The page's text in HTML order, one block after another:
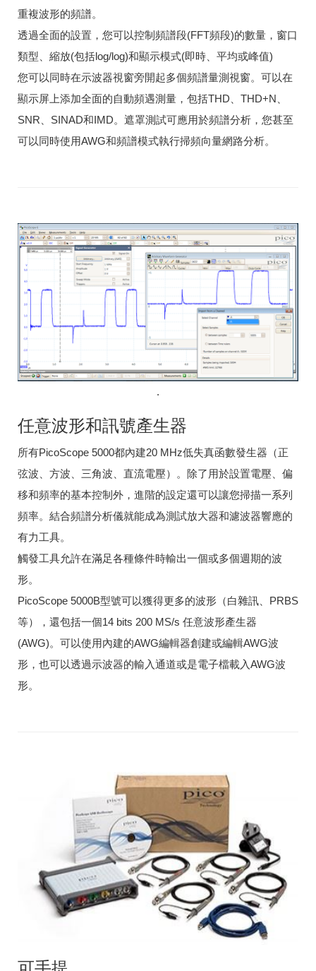
重複波形的頻譜。
透過全面的設置，您可以控制頻譜段(FFT頻段)的數量，窗口
類型、縮放(包括log/log)和顯示模式(即時、平均或峰值)
您可以同時在示波器視窗旁開起多個頻譜量測視窗。可以在
顯示屏上添加全面的自動頻遇測量，包括THD、THD+N、
SNR、SINAD和IMD。遮罩測試可應用於頻譜分析，您甚至
可以同時使用AWG和頻譜模式執行掃頻向量網路分析。
.
任意波形和訊號產生器
所有PicoScope 5000都內建20 MHz低失真函數發生器（正
弦波、方波、三角波、直流電壓）。除了用於設置電壓、偏
移和頻率的基本控制外，進階的設定還可以讓您掃描一系列
頻率。結合頻譜分析儀就能成為測試放大器和濾波器響應的
有力工具。
觸發工具允許在滿足各種條件時輸出一個或多個週期的波
形。
PicoScope 5000B型號可以獲得更多的波形（白雜訊、PRBS
等），還包括一個14 bits 200 MS/s 任意波形產生器
(AWG)。可以使用內建的AWG編輯器創建或編輯AWG波
形，也可以透過示波器的輸入通道或是電子檔載入AWG波
形。